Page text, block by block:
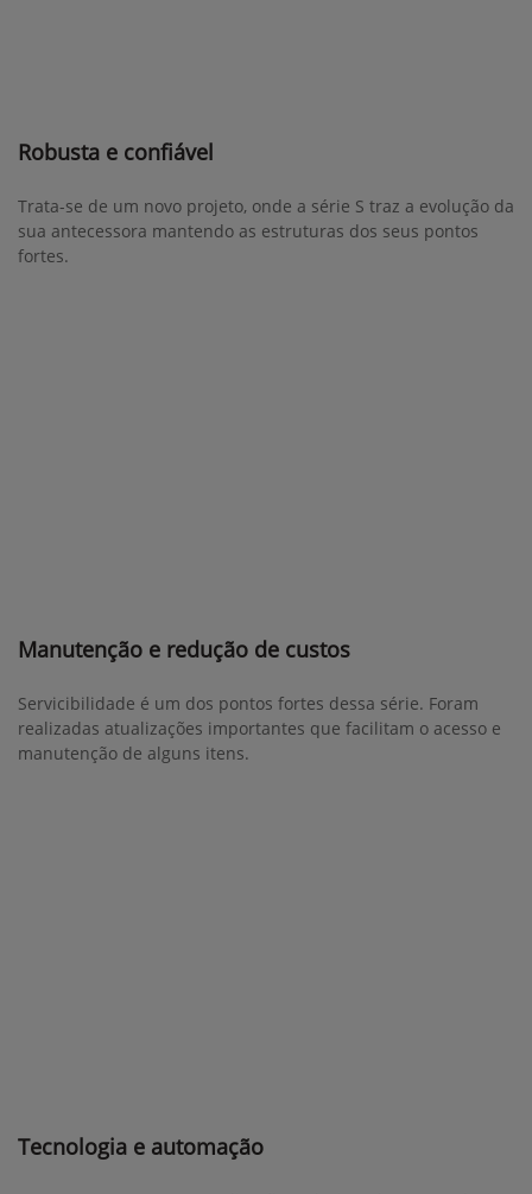
Robusta e confiável
Trata-se de um novo projeto, onde a série S traz a evolução da
Manutenção e redução de custos
Servicibilidade é um dos pontos fortes dessa série. Foram